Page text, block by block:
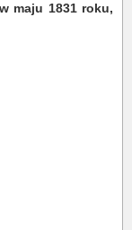
maju 1831 roku,